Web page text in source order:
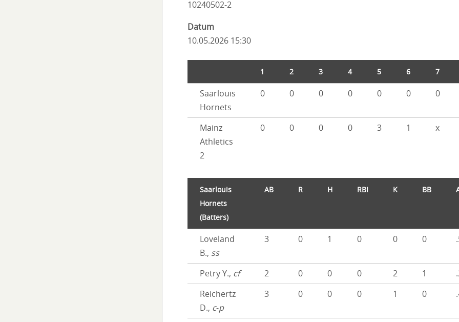
10240502-2
Datum
10.05.2026 15:30
1 2 3 4 5 6 7
Saarlouis
Hornets
0 0 0 0 0 0 0
Mainz
Athletics
2
0 0 0 0 3 1 x
Saarlouis
Hornets
(Batters)
AB R H RBI K BB
Loveland
B., ss
3 0 1 0 0 0
Petry Y., cf 2 0 0 0 2 1
Reichertz
D., c-p
3 0 0 0 1 0